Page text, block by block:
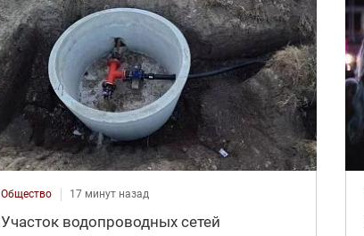
Общество 17 минут назад
Участок водопроводных сетей